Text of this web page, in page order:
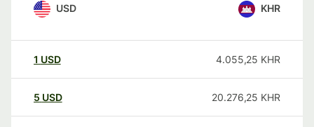
USD KHR
1 USD 4.055,25 KHR
5 USD 20.276,25 KHR